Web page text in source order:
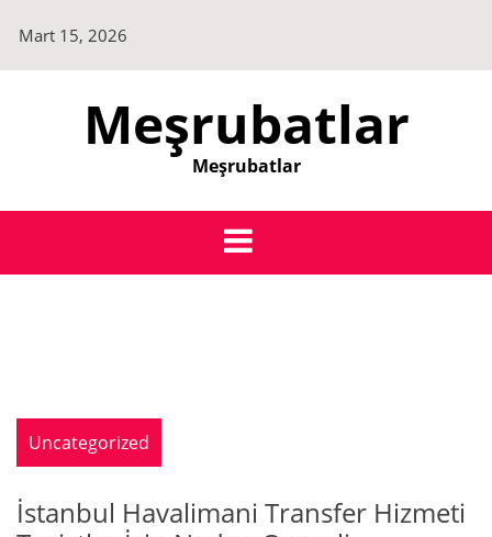
content
Mart 15, 2026
Meşrubatlar
Meşrubatlar
Uncategorized
İstanbul Havalimani Transfer Hizmeti